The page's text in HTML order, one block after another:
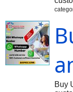
Buy